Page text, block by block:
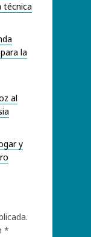
técnica
la
al
y
*